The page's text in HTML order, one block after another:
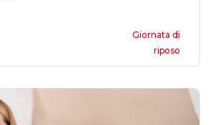
Giornata di
riposo